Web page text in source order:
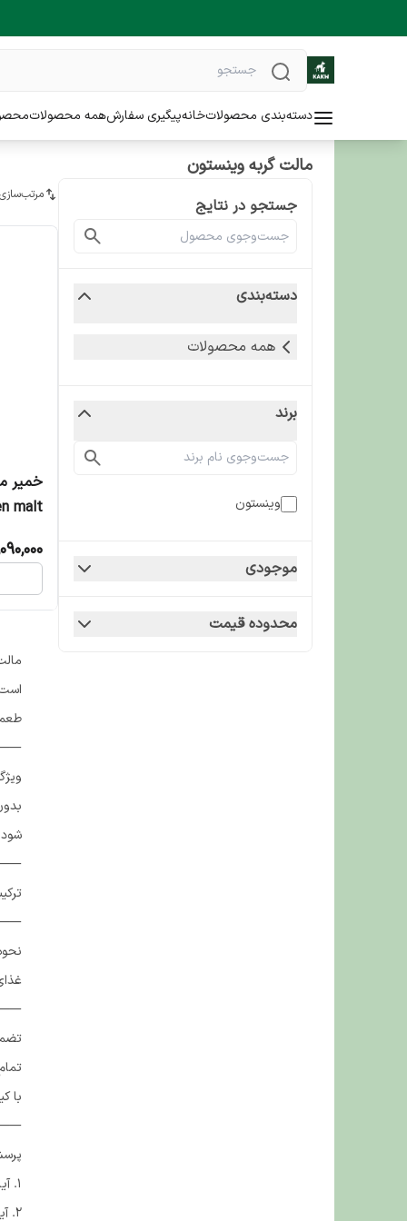
دسته‌بندی محصولاتخانهپیگیری سفارشهمه محصولات
مالت گربه وینستون
جستجو در نتایج
دسته‌بندی
همه محصولات
برند
وینستون
موجودی
محدوده قیمت
malt
شود
با
۱. آیا مالت وینستون برای بچه‌گربه‌ها هم مناسب است؟ بله، اما بهتر است پس از سن از شیرگیری مصرف شود.
۲. آیا می‌توان مالت را همراه غذای روزانه داد؟ بله، هم به‌عنوان مکمل گوارشی و هم میان‌وعده قابل استفاده است.